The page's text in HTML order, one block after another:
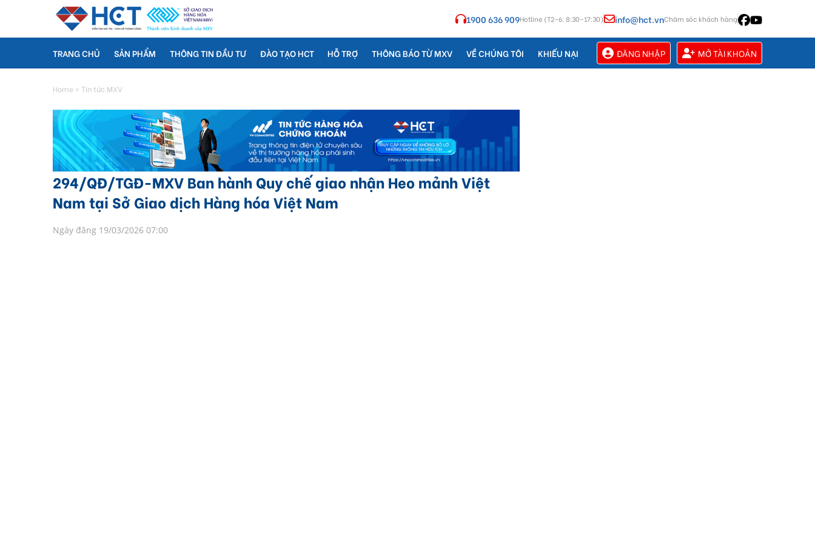
1900 636 909Hotline (T2–6: 8:30–17:30) info@hct.vnChăm sóc khách hàng
TRANG CHỦ SẢN PHẨM THÔNG TIN ĐẦU TƯ ĐÀO TẠO HCT HỖ TRỢ THÔNG BÁO TỪ MXV VỀ CHÚNG TÔI KHIẾU NẠI ĐĂNG NHẬP MỞ TÀI KHOẢN
Home > Tin tức MXV
294/QĐ/TGĐ-MXV Ban hành Quy chế giao nhận Heo mảnh Việt
Nam tại Sở Giao dịch Hàng hóa Việt Nam
Ngày đăng 19/03/2026 07:00